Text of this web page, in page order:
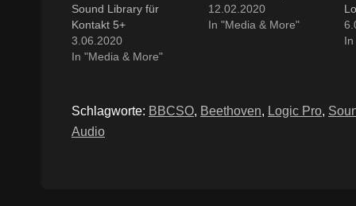
Sound Library für
Kontakt 5+
3.06.2020
In "Media & More"
12.02.2020
In "Media & More"
Schlagworte: BBCSO, Beethoven, Logic Pro,
Audio